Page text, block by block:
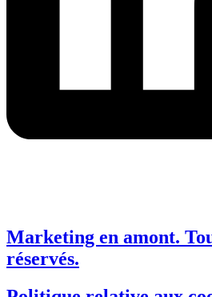
Marketing en amont.
réservés.